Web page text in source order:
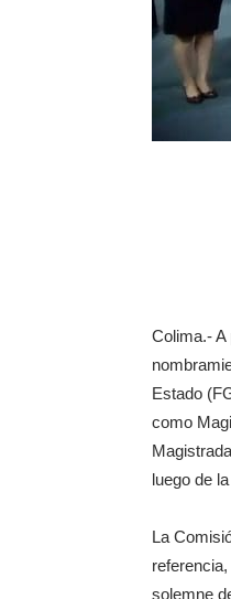
Colima.-
Estado
como
luego de
La
solemne